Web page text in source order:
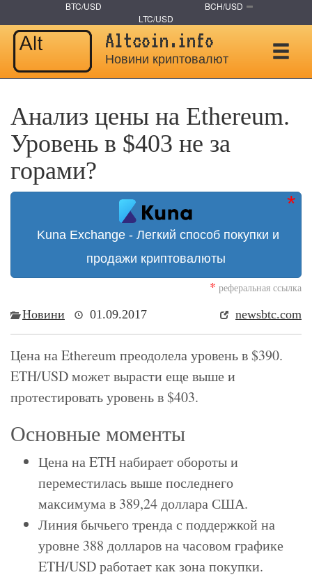
BTC/USD
BCH/USD
LTC/USD
Altcoin.info
Новини криптовалют
Анализ цены на Ethereum.
Уровень в $403 не за
горами?
Kuna Exchange - Легкий способ покупки и
продажи криптовалюты
* реферальная ссылка
Новини 01.09.2017 newsbtc.com
Цена на Ethereum преодолела уровень в $390.
ETH/USD может вырасти еще выше и
протестировать уровень в $403.
Основные моменты
Цена на ETH набирает обороты и
переместилась выше последнего
максимума в 389,24 доллара США.
Линия бычьего тренда с поддержкой на
уровне 388 долларов на часовом графике
ETH/USD работает как зона покупки.